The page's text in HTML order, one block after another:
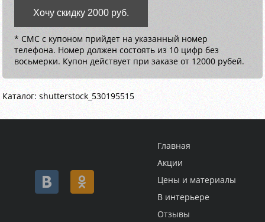
Хочу скидку 2000 руб.
* СМС с купоном прийдет на указанный номер
телефона. Номер должен состоять из 10 цифр без
восьмерки. Купон действует при заказе от 12000 рубей.
Каталог: shutterstock_530195515
Главная
Акции
Цены и материалы
В интерьере
Отзывы